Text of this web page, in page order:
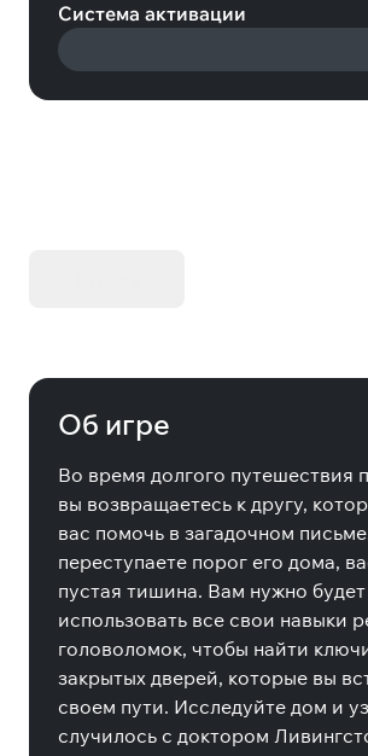
Система активации
Об игре
Во время долгого путешествия
вы возвращаетесь к другу,
вас помочь в загадочном
переступаете порог его дома,
пустая тишина. Вам нужно будет
использовать все свои навыки
головоломок, чтобы найти
закрытых дверей, которые вы
своем пути. Исследуйте дом и
случилось с доктором